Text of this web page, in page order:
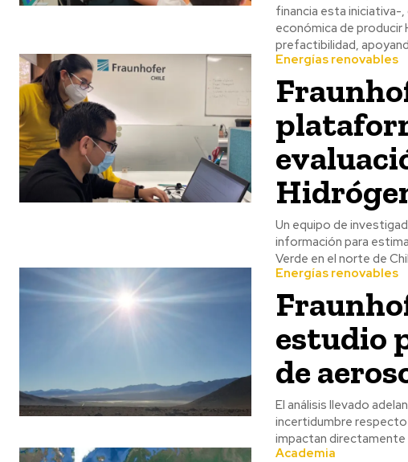
financia esta iniciativa-
económica de producir
prefactibilidad,
Energías renovables
Un equipo de
información para
Verde en el norte de
Energías renovables
estudio
de
El análisis llevado
incertidumbre
impactan directamente
Academia